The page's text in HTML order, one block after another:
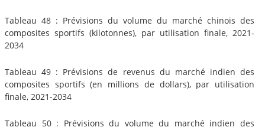
Tableau 48 : Prévisions du volume du marché chinois des
composites sportifs (kilotonnes), par utilisation finale, 2021-
2034
Tableau 49 : Prévisions de revenus du marché indien des
composites sportifs (en millions de dollars), par utilisation
finale, 2021-2034
Tableau 50 : Prévisions du volume du marché indien des